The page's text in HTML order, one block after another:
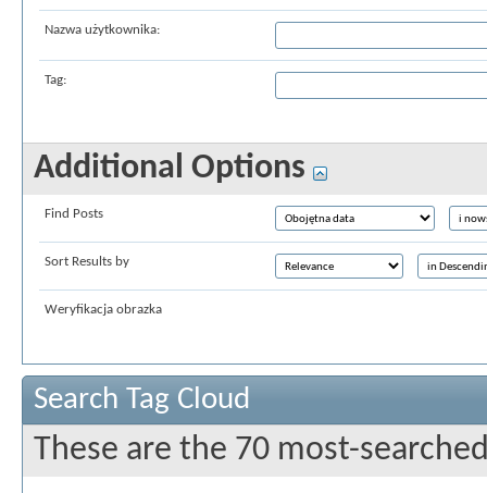
Nazwa użytkownika:
Tag:
Additional Options
Find Posts
Sort Results by
Weryfikacja obrazka
Search Tag Cloud
These are the 70 most-